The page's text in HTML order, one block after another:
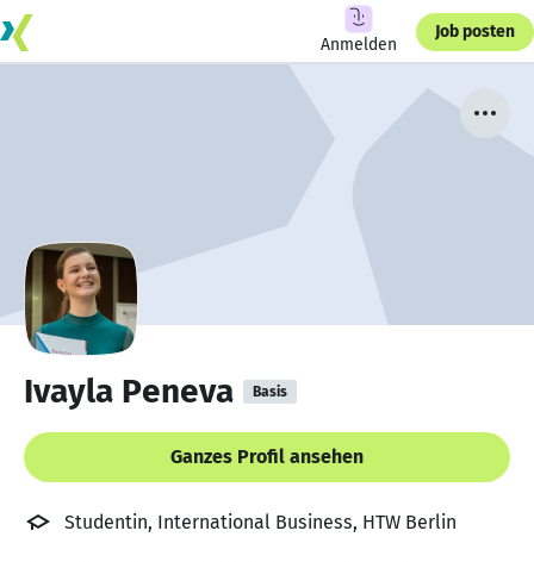
Anmelden
Job posten
Ivayla Peneva Basis
Ganzes Profil ansehen
Studentin, International Business, HTW Berlin